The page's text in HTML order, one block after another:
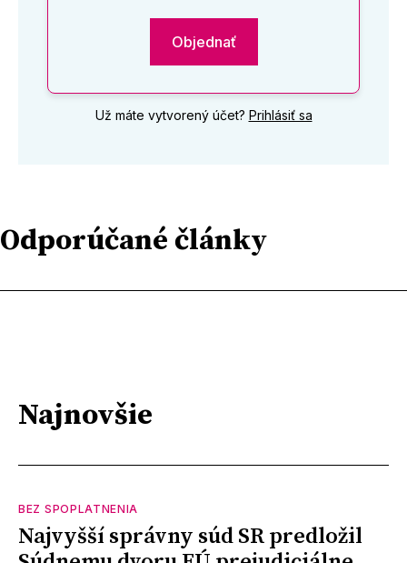
Objednať
Už máte vytvorený účet? Prihlásiť sa
Odporúčané články
Najnovšie
BEZ SPOPLATNENIA
Najvyšší správny súd SR predložil